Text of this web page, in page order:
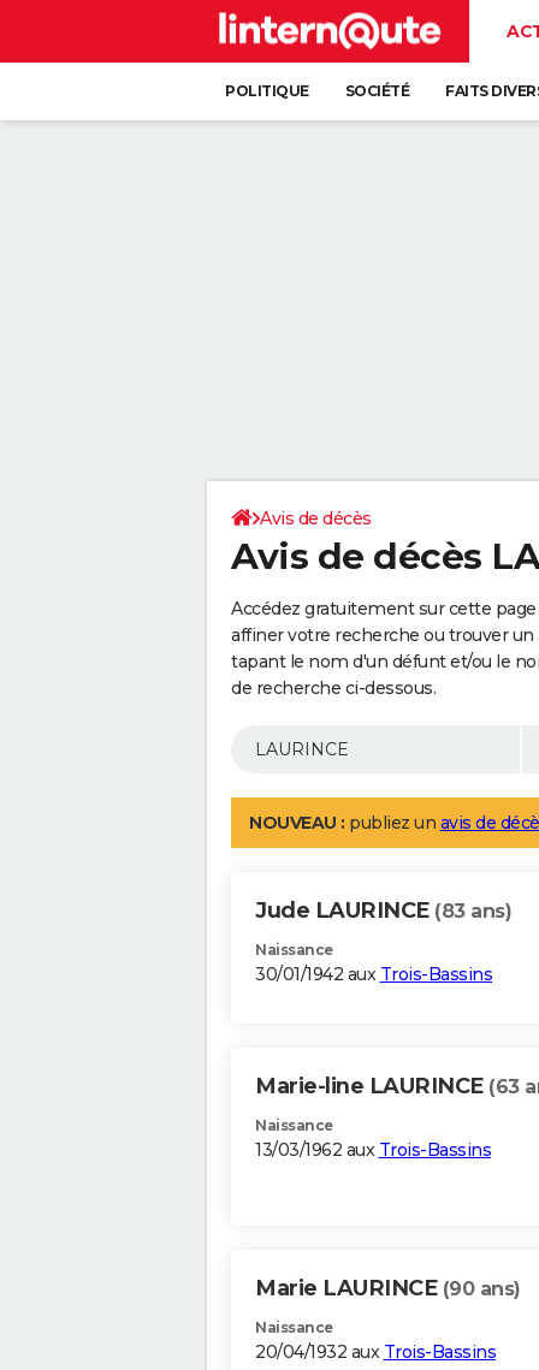
POLITIQUE SOCIÉTÉ FAITS
Avis de décès
Avis de décès
Accédez gratuitement sur cette page
affiner votre recherche ou trouver un
tapant le nom d'un défunt et/ou le
de recherche ci-dessous.
NOUVEAU : publiez un avis de
Jude LAURINCE (83 ans)
Naissance
30/01/1942 aux Trois-Bassins
Marie-line LAURINCE (63
Naissance
13/03/1962 aux Trois-Bassins
Marie LAURINCE (90 ans)
Naissance
20/04/1932 aux Trois-Bassins